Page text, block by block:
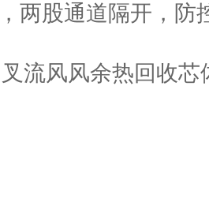
两股通道隔开，防